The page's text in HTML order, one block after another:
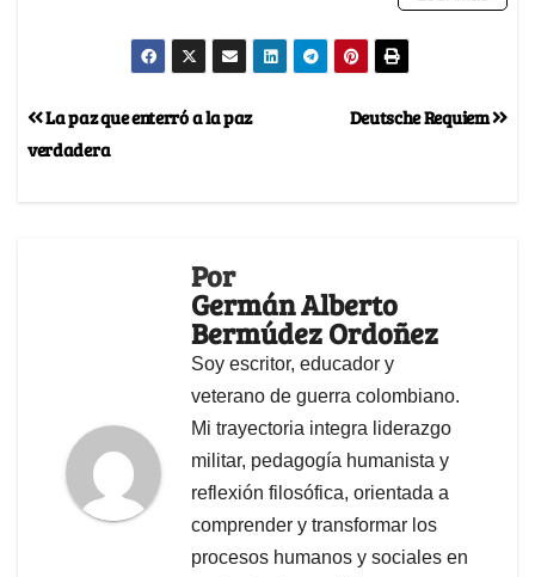
Deutsche Requiem
La paz que enterró a la paz
verdadera
Por
Germán Alberto
Bermúdez Ordoñez
Soy escritor, educador y
veterano de guerra colombiano.
Mi trayectoria integra liderazgo
militar, pedagogía humanista y
reflexión filosófica, orientada a
comprender y transformar los
procesos humanos y sociales en